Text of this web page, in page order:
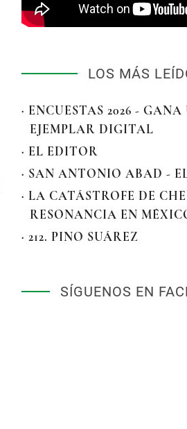
LOS MÁS
· ENCUESTAS 2026 - GANA
EJEMPLAR DIGITAL
· EL EDITOR
· SAN ANTONIO ABAD -
· LA CATÁSTROFE DE
RESONANCIA EN
· 212. PINO SUÁREZ
SÍGUENOS EN